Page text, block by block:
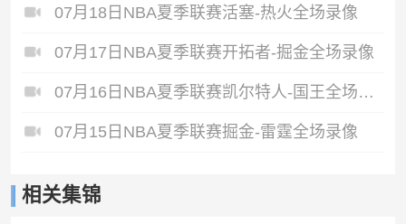
07月18日NBA夏季联赛活塞-热火全场录像
07月17日NBA夏季联赛开拓者-掘金全场录像
07月16日NBA夏季联赛凯尔特人-国王全场录像
07月15日NBA夏季联赛掘金-雷霆全场录像
相关集锦